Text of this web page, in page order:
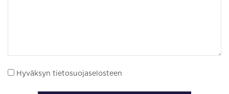
Hyväksyn tietosuojaselosteen